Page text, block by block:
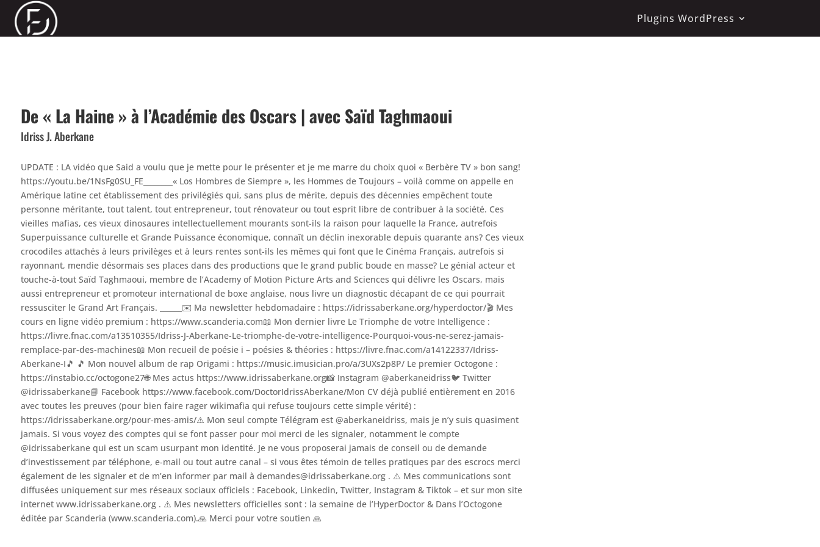
Plugins WordPress
De « La Haine » à l’Académie des Oscars | avec Saïd Taghmaoui
Idriss J. Aberkane
UPDATE : LA vidéo que Said a voulu que je mette pour le présenter et je me marre du choix quoi « Berbère TV » bon sang!
https://youtu.be/1NsFg0SU_FE________« Los Hombres de Siempre », les Hommes de Toujours – voilà comme on appelle en
Amérique latine cet établissement des privilégiés qui, sans plus de mérite, depuis des décennies empêchent toute
personne méritante, tout talent, tout entrepreneur, tout rénovateur ou tout esprit libre de contribuer à la société. Ces
vieilles mafias, ces vieux dinosaures intellectuellement mourants sont-ils la raison pour laquelle la France, autrefois
Superpuissance culturelle et Grande Puissance économique, connaît un déclin inexorable depuis quarante ans? Ces vieux
crocodiles attachés à leurs privilèges et à leurs rentes sont-ils les mêmes qui font que le Cinéma Français, autrefois si
rayonnant, mendie désormais ses places dans des productions que le grand public boude en masse? Le génial acteur et
touche-à-tout Saïd Taghmaoui, membre de l’Academy of Motion Picture Arts and Sciences qui délivre les Oscars, mais
aussi entrepreneur et promoteur international de boxe anglaise, nous livre un diagnostic décapant de ce qui pourrait
ressusciter le Grand Art Français. ______✉️ Ma newsletter hebdomadaire : https://idrissaberkane.org/hyperdoctor/🎬 Mes
cours en ligne vidéo premium : https://www.scanderia.com📖 Mon dernier livre Le Triomphe de votre Intelligence :
https://livre.fnac.com/a13510355/Idriss-J-Aberkane-Le-triomphe-de-votre-intelligence-Pourquoi-vous-ne-serez-jamais-
remplace-par-des-machines📖 Mon recueil de poésie i – poésies & théories : https://livre.fnac.com/a14122337/Idriss-
Aberkane-I🎵 🎵 Mon nouvel album de rap Origami : https://music.imusician.pro/a/3UXs2p8P/ Le premier Octogone :
https://instabio.cc/octogone27🌐 Mes actus https://www.idrissaberkane.org📸 Instagram @aberkaneidriss🐦 Twitter
@idrissaberkane📘 Facebook https://www.facebook.com/DoctorIdrissAberkane/Mon CV déjà publié entièrement en 2016
avec toutes les preuves (pour bien faire rager wikimafia qui refuse toujours cette simple vérité) :
https://idrissaberkane.org/pour-mes-amis/⚠️ Mon seul compte Télégram est @aberkaneidriss, mais je n’y suis quasiment
jamais. Si vous voyez des comptes qui se font passer pour moi merci de les signaler, notamment le compte
@idrissaberkane qui est un scam usurpant mon identité. Je ne vous proposerai jamais de conseil ou de demande
d’investissement par téléphone, e-mail ou tout autre canal – si vous êtes témoin de telles pratiques par des escrocs merci
également de les signaler et de m’en informer par mail à demandes@idrissaberkane.org . ⚠️ Mes communications sont
diffusées uniquement sur mes réseaux sociaux officiels : Facebook, Linkedin, Twitter, Instagram & Tiktok – et sur mon site
internet www.idrissaberkane.org . ⚠️ Mes newsletters officielles sont : la semaine de l’HyperDoctor & Dans l’Octogone
éditée par Scanderia (www.scanderia.com).🙏 Merci pour votre soutien 🙏